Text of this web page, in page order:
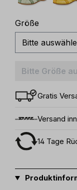
Größe
Bitte Größe
Gratis
Versand
14 Tage